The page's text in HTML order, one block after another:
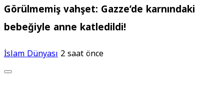
Görülmemiş vahşet: Gazze’de karnındaki
bebeğiyle anne katledildi!
İslam Dünyası2 saat önce